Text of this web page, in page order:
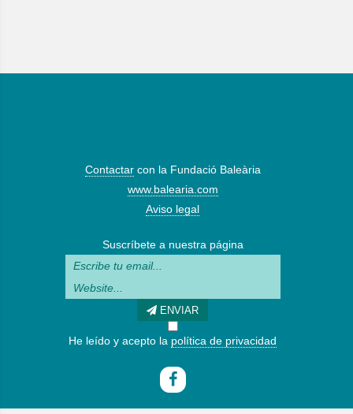
Contactarcon la Fundació Baleària
www.balearia.com
Aviso legal
Suscríbete a nuestra página
ENVIAR
He leído y acepto la política de privacidad